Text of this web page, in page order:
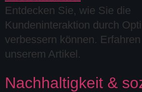
Entdecken Sie, wie Sie die
Kundeninteraktion durch
verbessern können.
unserem Artikel.
Nachhaltigkeit &